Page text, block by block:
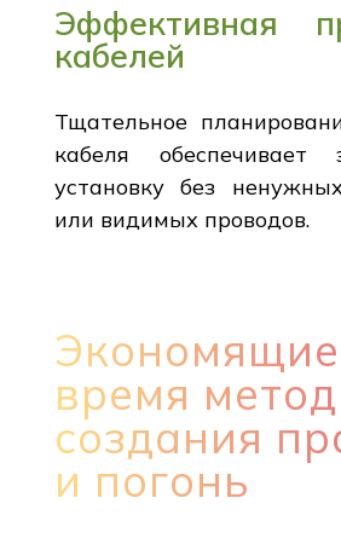
Эффективная
кабелей
Тщательное
кабеля обеспечивает
установку без
или видимых проводов.
Экономящие
время
создания
и погонь